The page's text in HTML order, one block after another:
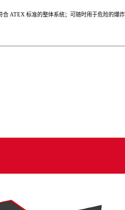
合 ATEX 标准的整体系统；可随时用于危险的爆